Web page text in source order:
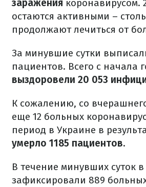
заражения коронавирусом.
остаются активными –
продолжают лечиться от
За минувшие сутки
пациентов. Всего с начала
выздоровели 20 053
К сожалению, со
еще 12 больных
период в Украине в
умерло 1185 пациентов.
В течение минувших суток в
зафиксировали 889